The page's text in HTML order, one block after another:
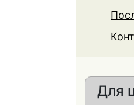
Для